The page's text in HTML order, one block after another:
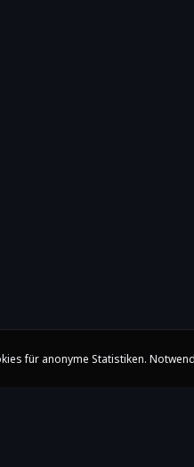
für anonyme Statistiken.